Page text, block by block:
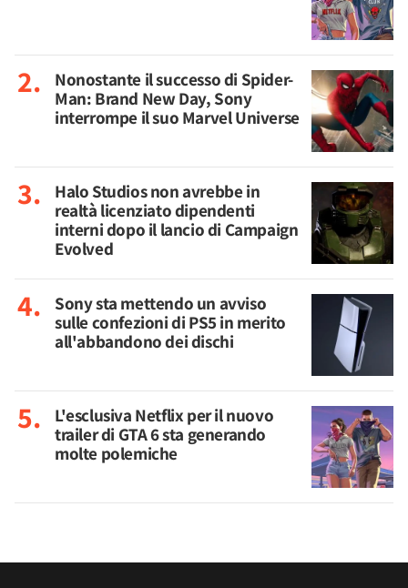
Nonostante il successo di Spider-
Man: Brand New Day, Sony
interrompe il suo Marvel Universe
Halo Studios non avrebbe in
realtà licenziato dipendenti
interni dopo il lancio di Campaign
Evolved
Sony sta mettendo un avviso
sulle confezioni di PS5 in merito
all'abbandono dei dischi
L'esclusiva Netflix per il nuovo
trailer di GTA 6 sta generando
molte polemiche